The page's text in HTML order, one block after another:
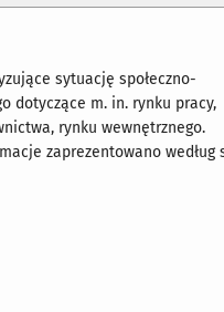
sytuację społeczno-
dotyczące m. in. rynku pracy,
rynku wewnętrznego.
zaprezentowano według